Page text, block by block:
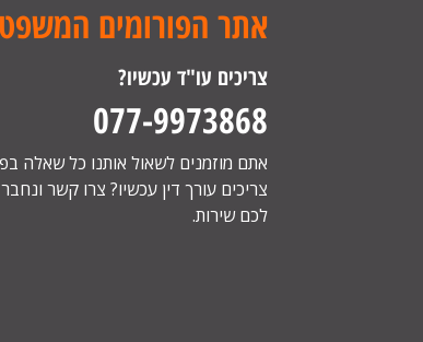
אתר הפורומים
צריכים עו"ד עכשיו?
077-9973868
אתם מוזמנים לשאול אותנו כל שאלה
צריכים עורך דין עכשיו? צרו קשר
לכם שירות.